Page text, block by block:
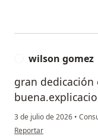
wilson gomez
gran dedicación
3 de julio de 2026 •
en opinión del usuario
Reportar